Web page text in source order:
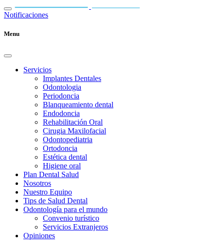
Notificaciones
Menu
Servicios
Implantes Dentales
Odontologia
Periodoncia
Blanqueamiento dental
Endodoncia
Rehabilitación Oral
Cirugia Maxilofacial
Odontopediatria
Ortodoncia
Estética dental
Higiene oral
Plan Dental Salud
Nosotros
Nuestro Equipo
Tips de Salud Dental
Odontología para el mundo
Convenio turístico
Servicios Extranjeros
Opiniones